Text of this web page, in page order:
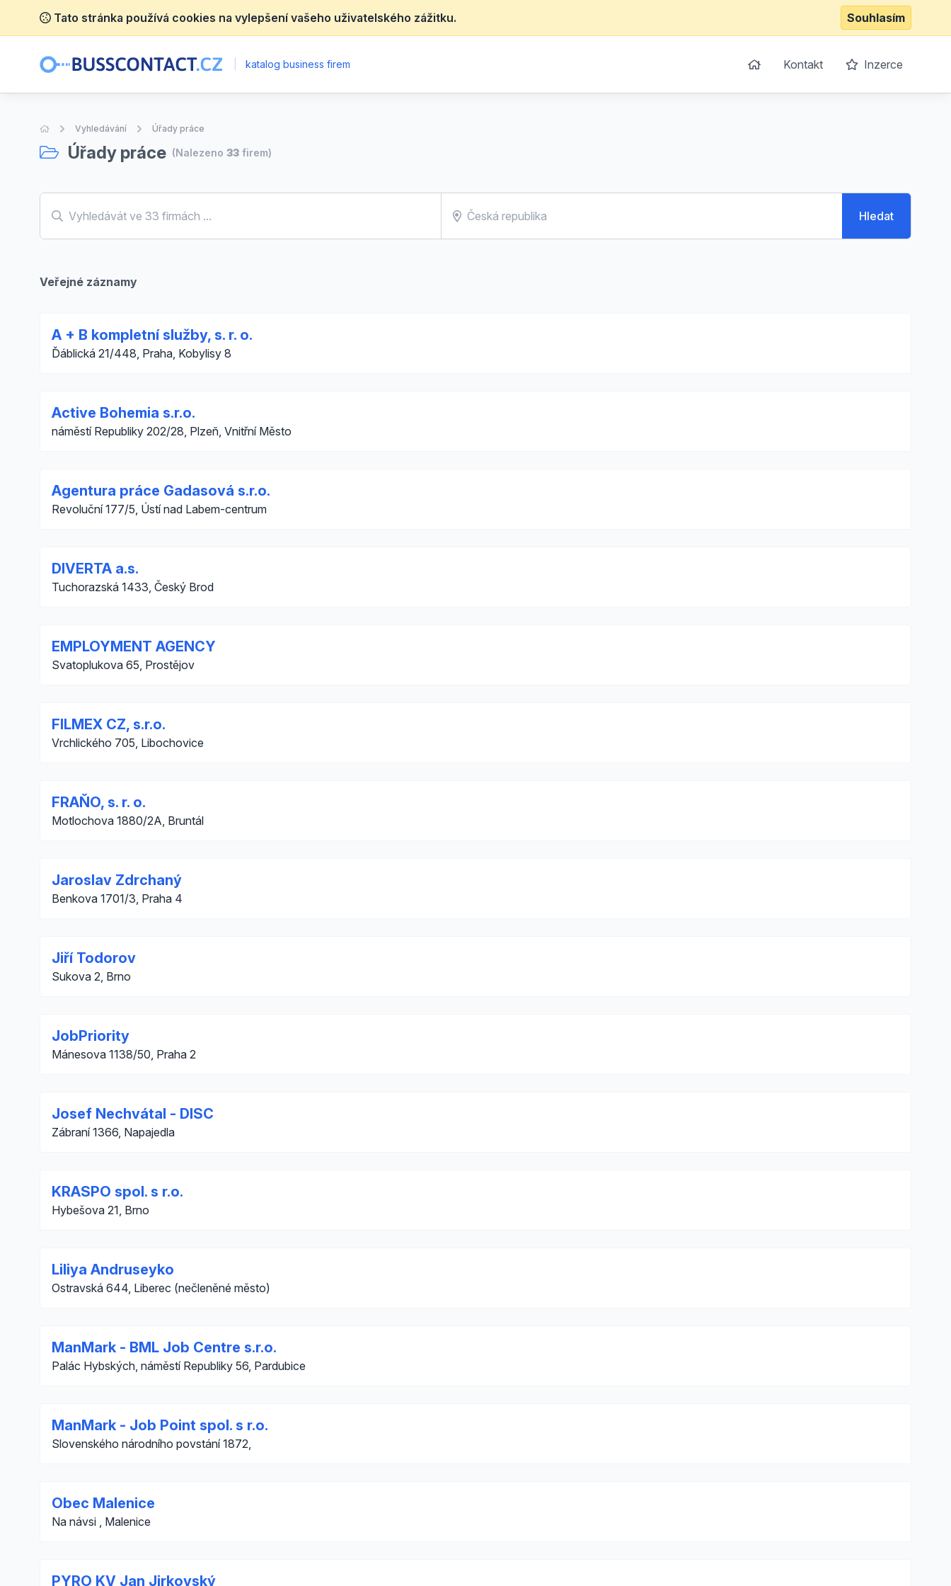
Tato stránka používá cookies na vylepšení vašeho uživatelského zážitku. Souhlasím
katalog business firem Kontakt Inzerce
Úvodní stránka
Vyhledávání Úřady práce
Úřady práce (Nalezeno 33 firem)
Hledat
Veřejné záznamy
A + B kompletní služby, s. r. o.
Ďáblická 21/448, Praha, Kobylisy 8
Active Bohemia s.r.o.
náměstí Republiky 202/28, Plzeň, Vnitřní Město
Agentura práce Gadasová s.r.o.
Revoluční 177/5, Ústí nad Labem-centrum
DIVERTA a.s.
Tuchorazská 1433, Český Brod
EMPLOYMENT AGENCY
Svatoplukova 65, Prostějov
FILMEX CZ, s.r.o.
Vrchlického 705, Libochovice
FRAŇO, s. r. o.
Motlochova 1880/2A, Bruntál
Jaroslav Zdrchaný
Benkova 1701/3, Praha 4
Jiří Todorov
Sukova 2, Brno
JobPriority
Mánesova 1138/50, Praha 2
Josef Nechvátal - DISC
Zábraní 1366, Napajedla
KRASPO spol. s r.o.
Hybešova 21, Brno
Liliya Andruseyko
Ostravská 644, Liberec (nečleněné město)
ManMark - BML Job Centre s.r.o.
Palác Hybských, náměstí Republiky 56, Pardubice
ManMark - Job Point spol. s r.o.
Slovenského národního povstání 1872,
Obec Malenice
Na návsi , Malenice
PYRO KV Jan Jirkovský